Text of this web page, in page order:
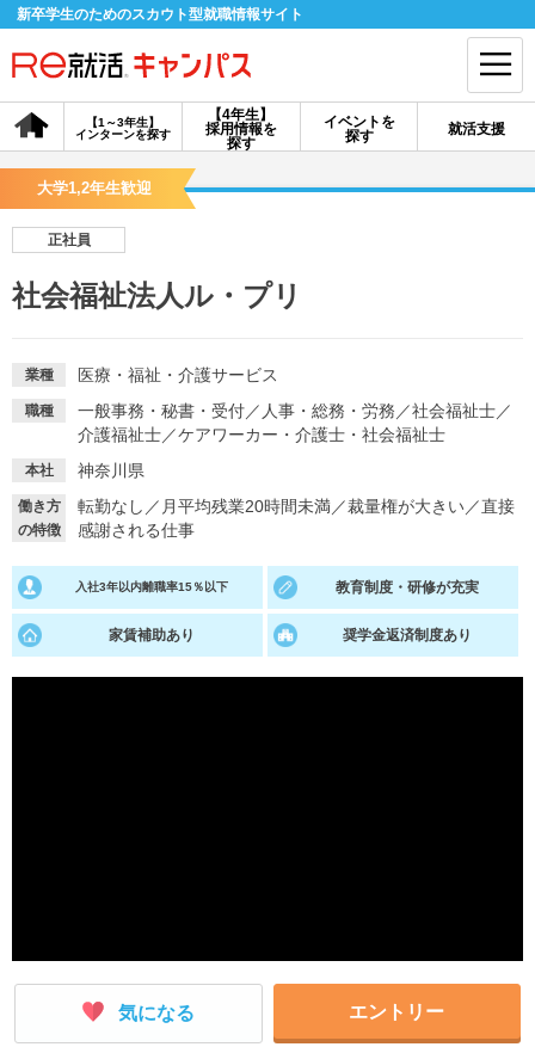
新卒学生のためのスカウト型就職情報サイト
【4年生】
採用情報を
探す
【1～3年生】
インターンを探す
イベントを
探す
就活支援
会員登録 ログイン
探す
イベントを探す スカウト お知らせ
就活ノウハウ・サポート
就活支援
就活ノウハウが満載！
就活コラム
お役立ち記事・相談室など
大学1,2年生歓迎
正社員
社会福祉法人ル・プリ
業種 医療・福祉・介護サービス
職種 一般事務・秘書・受付／ 人事・総務・労務 ／社会福祉士／
介護福祉士／ケアワーカー・介護士・社会福祉士
本社 神奈川県
働き方
の特徴
転勤なし ／ 月平均残業20時間未満／裁量権が大きい／直接
感謝される仕事
入社3年以内離職率15％以下 教育制度・研修が充実
家賃補助あり 奨学金返済制度あり
気になる エントリー